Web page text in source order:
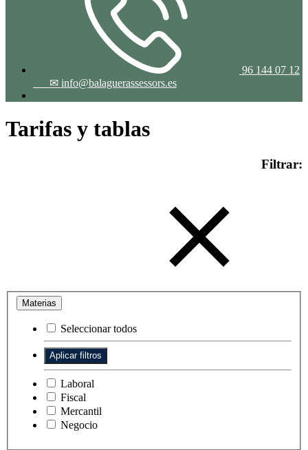
96 144 07 12
✉ info@balaguerassessors.es
Tarifas y tablas
Filtrar:
Materias
Seleccionar todos
Laboral
Fiscal
Mercantil
Negocio